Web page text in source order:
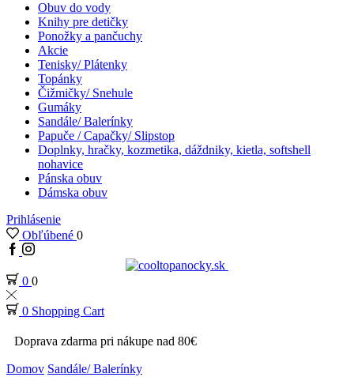
Obuv do vody
Knihy pre detičky
Ponožky a pančuchy
Akcie
Tenisky/ Plátenky
Topánky
Čižmičky/ Snehule
Gumáky
Sandále/ Balerínky
Papuče / Capačky/ Slipstop
Doplnky, hračky, kozmetika, dáždniky, kietla, softshell
nohavice
Pánska obuv
Dámska obuv
Prihlásenie
Obľúbené 0
0 0
0 Shopping Cart
Doprava zdarma pri nákupe nad 80€
Domov Sandále/ Balerínky